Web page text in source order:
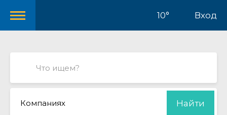
10° Вход
Компаниях Найти